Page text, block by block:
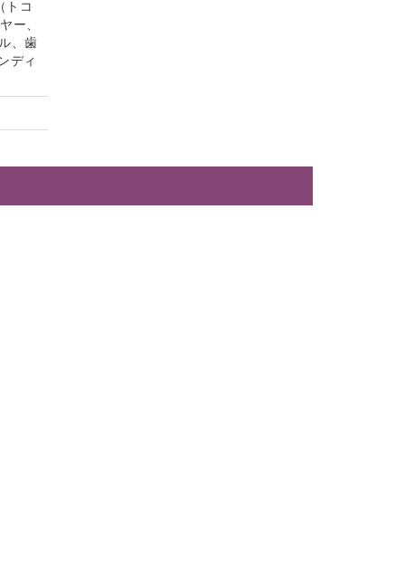
トコ
ー、
、歯
ディ